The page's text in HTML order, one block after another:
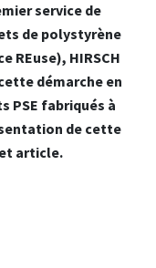
service de
de polystyrène
REuse), HIRSCH
démarche en
PSE fabriqués à
de cette
article.